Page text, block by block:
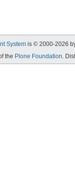
System is © 2000-2026
the Plone Foundation.